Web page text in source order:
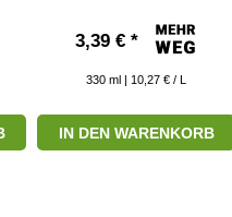
3,39 € *
330 ml | 10,27 € / L
IN DEN WARENKORB